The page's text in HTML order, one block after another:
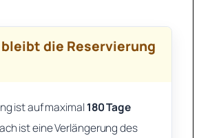
die Reservierung
ist auf maximal180Tage
ist eine Verlängerung des